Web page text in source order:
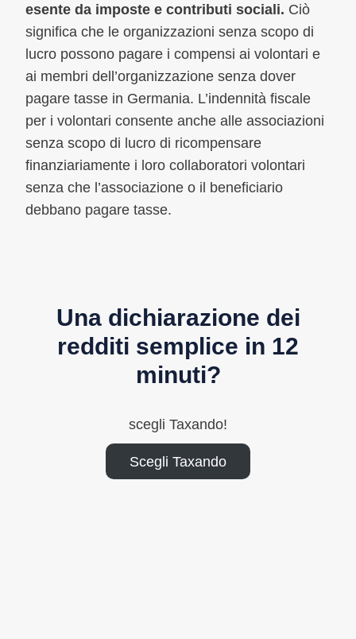
esente da imposte e contributi sociali. Ciò
significa che le organizzazioni senza scopo di
lucro possono pagare i compensi ai volontari e
ai membri dell’organizzazione senza dover
pagare tasse in Germania. L’indennità fiscale
per i volontari consente anche alle associazioni
senza scopo di lucro di ricompensare
finanziariamente i loro collaboratori volontari
senza che l’associazione o il beneficiario
debbano pagare tasse.
Una dichiarazione dei
redditi semplice in 12
minuti?
scegli Taxando!
Scegli Taxando